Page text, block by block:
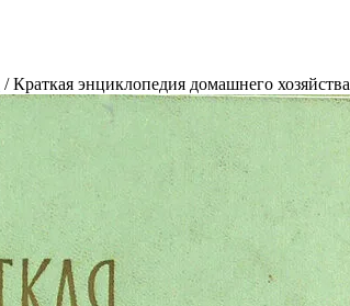
/ Краткая энциклопедия домашнего хозяйства